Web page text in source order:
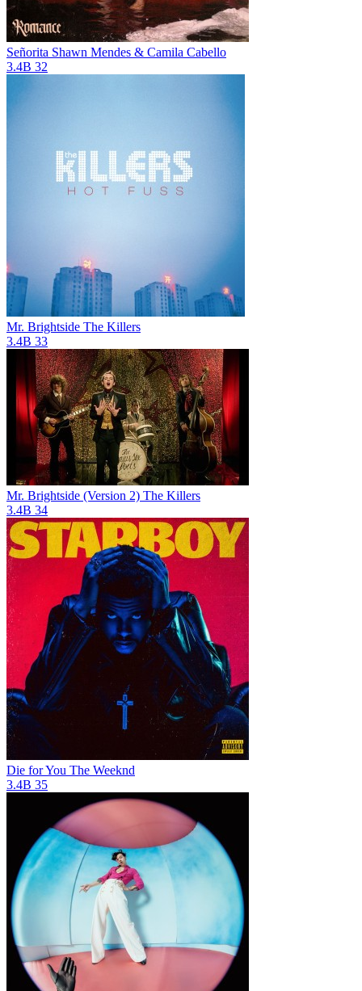
Señorita Shawn Mendes & Camila Cabello
3.4B 32
Mr. Brightside The Killers
3.4B 33
Mr. Brightside (Version 2) The Killers
3.4B 34
Die for You The Weeknd
3.4B 35